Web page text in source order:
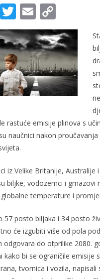
T
w
itt
er
E
m
ai
l
C
o
p
y
Li
n
rastuće emisije plinova s
naučnici nakon proučavanja
iz Velike Britanije, Australije
biljke, vodozemci i gmazovi
temperature i
57 posto biljaka i 34 posto
će izgubiti više od pola
odgovara do otprilike 2080.
kako bi se ograničile emisije
tvornica i vozila, napisali